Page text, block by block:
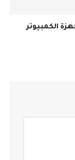
الكمبيوتر